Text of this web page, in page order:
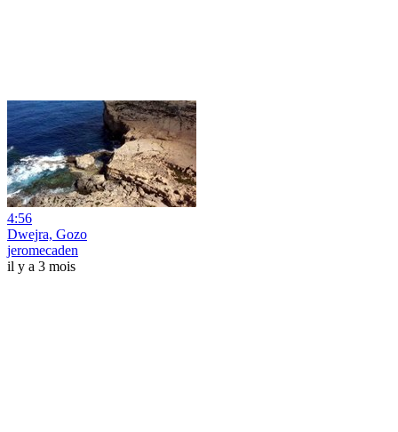
4:56
Dwejra, Gozo
jeromecaden
il y a 3 mois